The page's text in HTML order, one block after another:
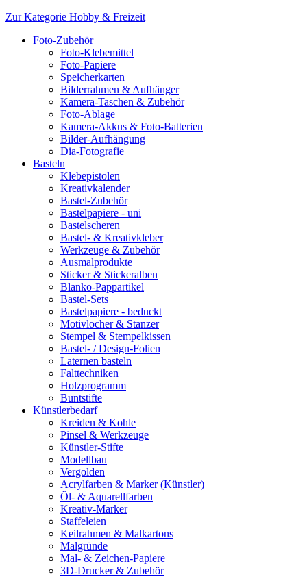
Zur Kategorie Hobby & Freizeit
Foto-Zubehör
Foto-Klebemittel
Foto-Papiere
Speicherkarten
Bilderrahmen & Aufhänger
Kamera-Taschen & Zubehör
Foto-Ablage
Kamera-Akkus & Foto-Batterien
Bilder-Aufhängung
Dia-Fotografie
Basteln
Klebepistolen
Kreativkalender
Bastel-Zubehör
Bastelpapiere - uni
Bastelscheren
Bastel- & Kreativkleber
Werkzeuge & Zubehör
Ausmalprodukte
Sticker & Stickeralben
Blanko-Pappartikel
Bastel-Sets
Bastelpapiere - beduckt
Motivlocher & Stanzer
Stempel & Stempelkissen
Bastel- / Design-Folien
Laternen basteln
Falttechniken
Holzprogramm
Buntstifte
Künstlerbedarf
Kreiden & Kohle
Pinsel & Werkzeuge
Künstler-Stifte
Modellbau
Vergolden
Acrylfarben & Marker (Künstler)
Öl- & Aquarellfarben
Kreativ-Marker
Staffeleien
Keilrahmen & Malkartons
Malgründe
Mal- & Zeichen-Papiere
3D-Drucker & Zubehör